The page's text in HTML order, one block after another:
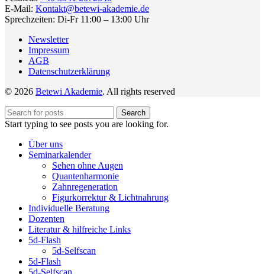
E-Mail: Kontakt@betewi-akademie.de
Sprechzeiten: Di-Fr 11:00 – 13:00 Uhr
Newsletter
Impressum
AGB
Datenschutzerklärung
© 2026 Betewi Akademie. All rights reserved
Search
Start typing to see posts you are looking for.
Über uns
Seminarkalender
Sehen ohne Augen
Quantenharmonie
Zahnregeneration
Figurkorrektur & Lichtnahrung
Individuelle Beratung
Dozenten
Literatur & hilfreiche Links
5d-Flash
5d-Selfscan
5d-Flash
5d-Selfscan